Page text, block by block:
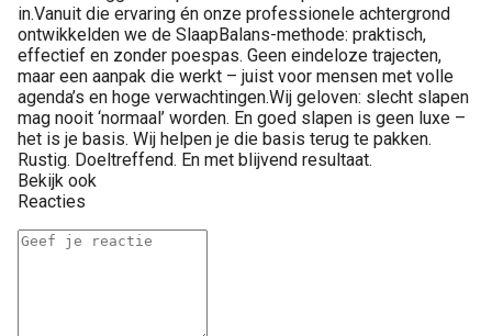
in.Vanuit die ervaring én onze professionele achtergrond
ontwikkelden we de SlaapBalans-methode: praktisch,
effectief en zonder poespas. Geen eindeloze trajecten,
maar een aanpak die werkt – juist voor mensen met volle
agenda’s en hoge verwachtingen.Wij geloven: slecht slapen
mag nooit ‘normaal’ worden. En goed slapen is geen luxe –
het is je basis. Wij helpen je die basis terug te pakken.
Rustig. Doeltreffend. En met blijvend resultaat.
Bekijk ook
Reacties